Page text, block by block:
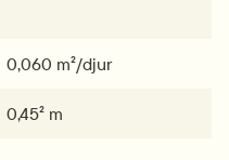
0,060 m²/djur
0,45² m